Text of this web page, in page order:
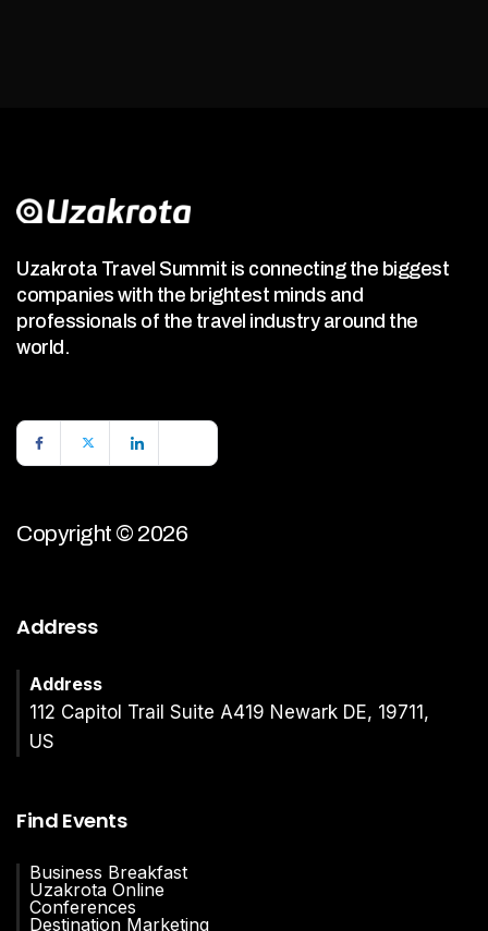
Uzakrota Travel Summit is connecting the biggest
companies with the brightest minds and
professionals of the travel industry around the
world.
Copyright © 2026
Address
Address
112 Capitol Trail Suite A419 Newark DE, 19711,
US
Find Events
Business Breakfast
Uzakrota Online
Conferences
Destination Marketing